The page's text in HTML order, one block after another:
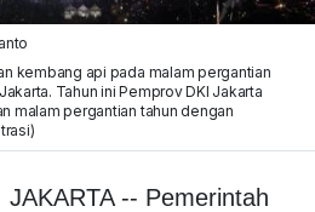
kembang api pada malam pergantian
Tahun ini Pemprov DKI Jakarta
malam pergantian tahun dengan
-- Pemerintah